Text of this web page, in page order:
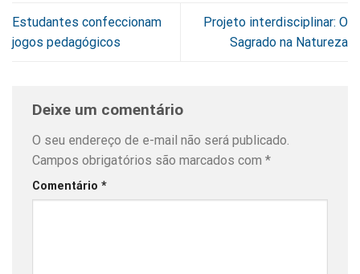
Estudantes confeccionam
jogos pedagógicos
Projeto interdisciplinar: O
Sagrado na Natureza
Deixe um comentário
O seu endereço de e-mail não será publicado.
Campos obrigatórios são marcados com *
Comentário *